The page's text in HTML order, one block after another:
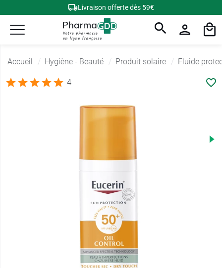
Livraison offerte dès 59€
Accueil Hygiène - Beauté Produit solaire Fluide
4